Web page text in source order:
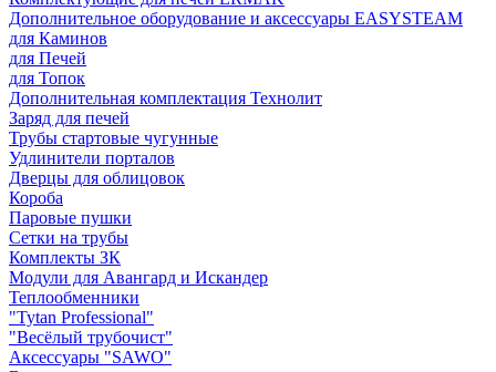
Дополнительное оборудование и аксессуары EASYSTEAM
для Каминов
для Печей
для Топок
Дополнительная комплектация Технолит
Заряд для печей
Трубы стартовые чугунные
Удлинители порталов
Дверцы для облицовок
Короба
Паровые пушки
Сетки на трубы
Комплекты ЗК
Модули для Авангард и Искандер
Теплообменники
"Tytan Professional"
"Весёлый трубочист"
Аксессуары "SAWO"